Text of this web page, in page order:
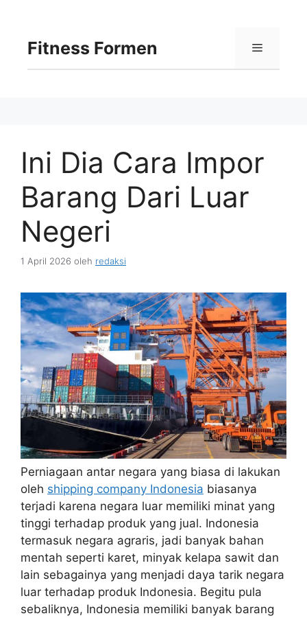
Fitness Formen Menu
Ini Dia Cara Impor
Barang Dari Luar
Negeri
1 April 2026 oleh redaksi
Perniagaan antar negara yang biasa di lakukan
oleh shipping company Indonesia biasanya
terjadi karena negara luar memiliki minat yang
tinggi terhadap produk yang jual. Indonesia
termasuk negara agraris, jadi banyak bahan
mentah seperti karet, minyak kelapa sawit dan
lain sebagainya yang menjadi daya tarik negara
luar terhadap produk Indonesia. Begitu pula
sebaliknya, Indonesia memiliki banyak barang